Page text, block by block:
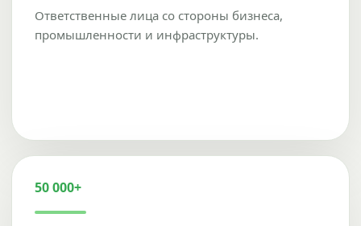
Ответственные лица со стороны бизнеса,
промышленности и инфраструктуры.
50 000+